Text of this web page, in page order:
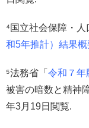
⁴国立社会保障・人
和5年推計）結果概
⁵法務省「 令和７年
被害の暗数と精神
年3月19日閲覧.